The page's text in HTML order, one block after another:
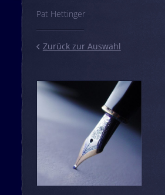
Pat Hettinger
Zurück zur Auswahl